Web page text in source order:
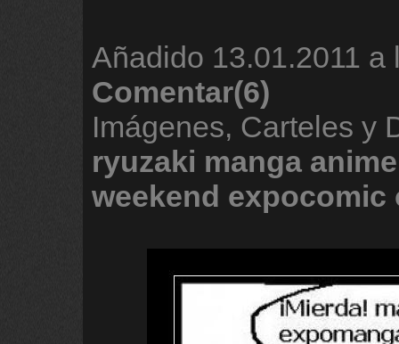
Añadido 13.01.2011 a
Comentar(6)
Imágenes, Carteles y
ryuzaki manga anime
weekend expocomic